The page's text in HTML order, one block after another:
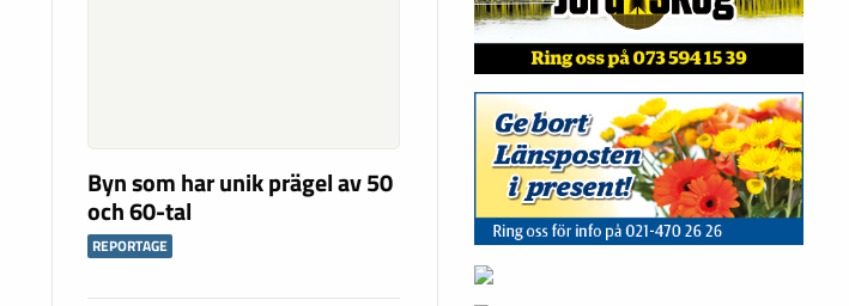
Byn som har unik prägel av 50
och 60-tal
REPORTAGE